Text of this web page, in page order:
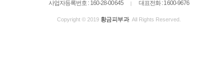
사업자등록번호 : 160-28-00645
| 대표전화 : 1600-9676
Copyright © 2019 황금피부과. All Rights Reserved.